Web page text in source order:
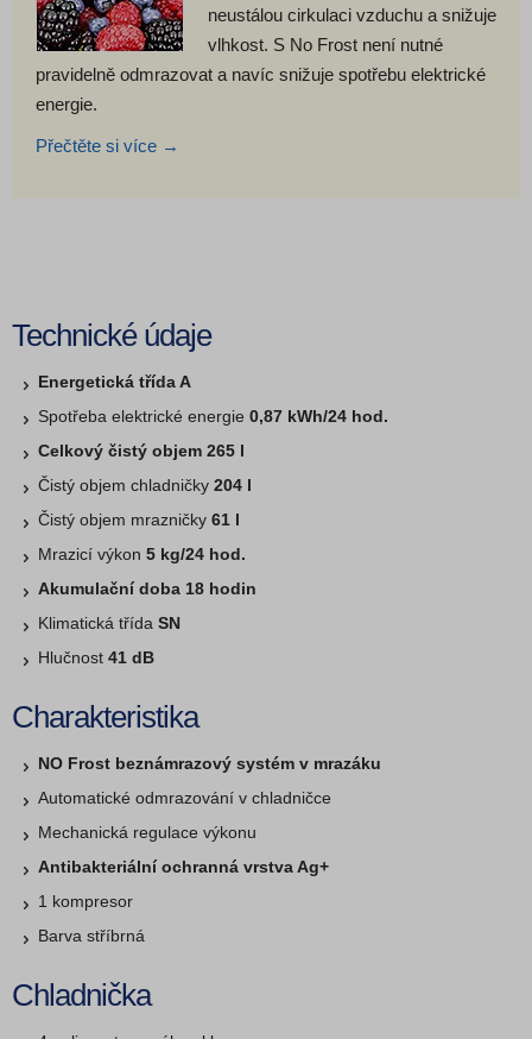
neustálou cirkulaci vzduchu a snižuje
vlhkost. S No Frost není nutné
pravidelně odmrazovat a navíc snižuje spotřebu elektrické
energie.
Přečtěte si více →
Technické údaje
Energetická třída A
Spotřeba elektrické energie 0,87 kWh/24 hod.
Celkový čistý objem 265 l
Čistý objem chladničky 204 l
Čistý objem mrazničky 61 l
Mrazicí výkon 5 kg/24 hod.
Akumulační doba 18 hodin
Klimatická třída SN
Hlučnost 41 dB
Charakteristika
NO Frost beznámrazový systém v mrazáku
Automatické odmrazování v chladničce
Mechanická regulace výkonu
Antibakteriální ochranná vrstva Ag+
1 kompresor
Barva stříbrná
Chladnička